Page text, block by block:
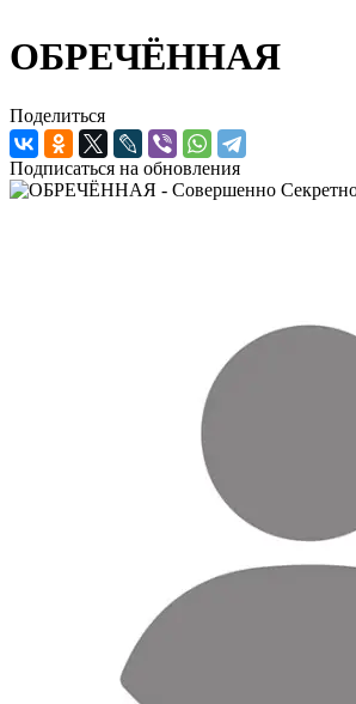
ОБРЕЧЁННАЯ
Поделиться
Подписаться на обновления